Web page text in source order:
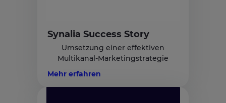
Synalia Success Story
Umsetzung einer effektiven
Multikanal-Marketingstrategie
Mehr erfahren